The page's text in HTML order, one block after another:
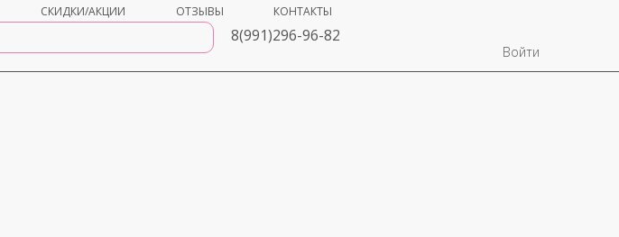
СКИДКИ/АКЦИИ ОТЗЫВЫ КОНТАКТЫ
Войти
8(991)296-96-82